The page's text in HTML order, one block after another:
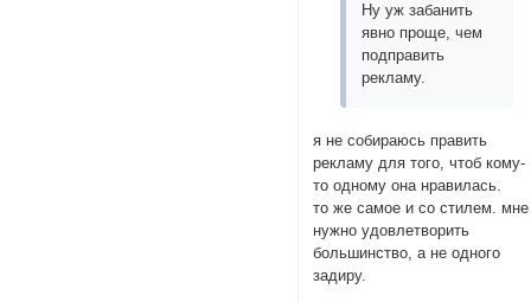
Ну уж забанить
явно проще, чем
подправить
рекламу.
я не собираюсь править
рекламу для того, чтоб кому-
то одному она нравилась.
то же самое и со стилем. мне
нужно удовлетворить
большинство, а не одного
задиру.